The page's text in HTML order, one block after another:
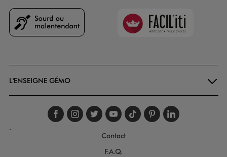
Faciliti
L'ENSEIGNE GÉMO
Suivez-nous sur
Suivez-nous sur
Suivez-nous sur
Suivez-nous
Suivez-nous
Suivez-
.
Contact
F.A.Q.